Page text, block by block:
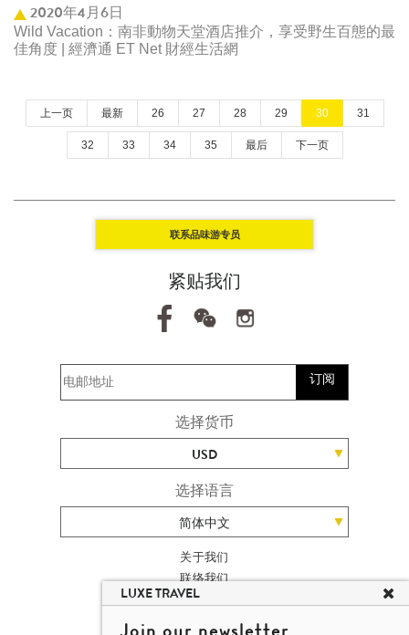
2020年4月6日
Wild Vacation：南非動物天堂酒店推介，享受野生百態的最
佳角度 | 經濟通 ET Net 財經生活網
上一页 最新 26 27 28 29 30 31
32 33 34 35 最后 下一页
联系品味游专员
紧贴我们
订阅
选择货币
USD
选择语言
简体中文
关于我们
联络我们
加入我们
高端旅游网站地图
LUXE TRAVEL